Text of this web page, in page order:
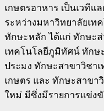
เกษตรอาหาร เป็นเวทีแ
ระหว่างมหาวิทยาลัยเ
ทักษะหลัก ได้แก่ ทักษะ
เทคโนโลยีภูมิทัศน์ ทักษ
ประมง ทักษะสาขาวิชา
เกษตร และ ทักษะสาขา
ใหม่ มีซึ่งมีรายการแข่ง